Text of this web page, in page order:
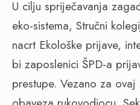
U cilju spriječavanja
eko-sistema, Stručni
nacrt Ekološke prijave,
bi zaposlenici ŠPD-a
prestupe. Vezano za